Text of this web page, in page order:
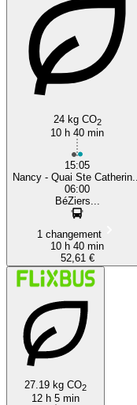
24 kg CO2
10 h 40 min
15:05
Nancy - Quai Ste Catherin...
06:00
BéZiers...
1 changement
10 h 40 min
52,61 €
27.19 kg CO2
12 h 5 min